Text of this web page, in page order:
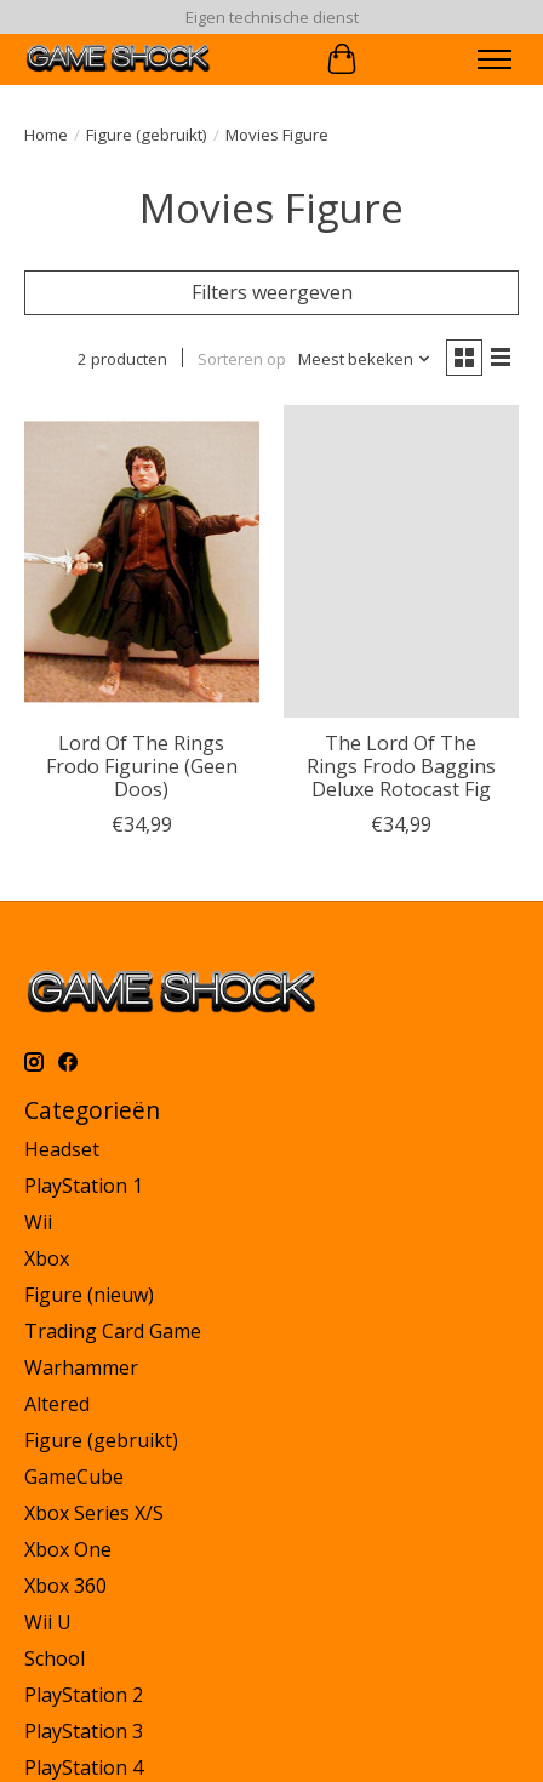
Eigen technische dienst
Winkelwagen
Home / Figure (gebruikt) / Movies Figure
Movies Figure
Filters weergeven
2 producten Sorteren op Meest bekeken
Lord Of The Rings
Frodo Figurine (Geen
Doos)
€34,99
The Lord Of The
Rings Frodo Baggins
Deluxe Rotocast Fig
€34,99
Categorieën
Headset
PlayStation 1
Wii
Xbox
Figure (nieuw)
Trading Card Game
Warhammer
Altered
Figure (gebruikt)
GameCube
Xbox Series X/S
Xbox One
Xbox 360
Wii U
School
PlayStation 2
PlayStation 3
PlayStation 4